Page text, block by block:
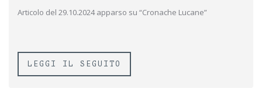
Articolo del 29.10.2024 apparso su “Cronache Lucane”
LEGGI IL SEGUITO